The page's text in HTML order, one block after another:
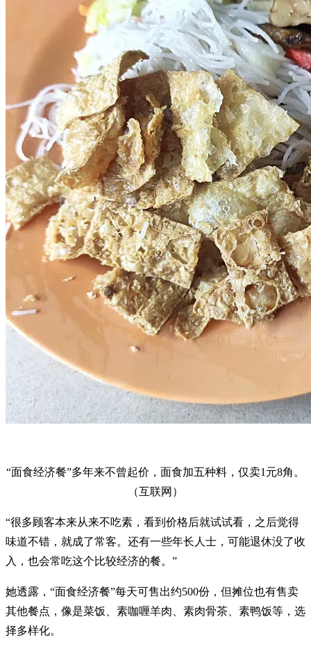
“面食经济餐”多年来不曾起价，面食加五种料，仅卖1元8角。
（互联网）
“很多顾客本来从来不吃素，看到价格后就试试看，之后觉得
味道不错，就成了常客。还有一些年长人士，可能退休没了收
入，也会常吃这个比较经济的餐。”
她透露，“面食经济餐”每天可售出约500份，但摊位也有售卖
其他餐点，像是菜饭、素咖喱羊肉、素肉骨茶、素鸭饭等，选
择多样化。